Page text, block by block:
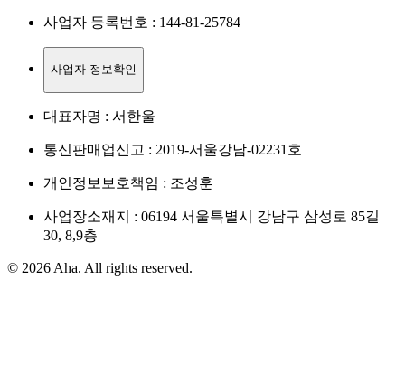
사업자 등록번호 : 144-81-25784
사업자 정보확인
대표자명 : 서한울
통신판매업신고 : 2019-서울강남-02231호
개인정보보호책임 : 조성훈
사업장소재지 : 06194 서울특별시 강남구 삼성로 85길
30, 8,9층
© 2026 Aha. All rights reserved.